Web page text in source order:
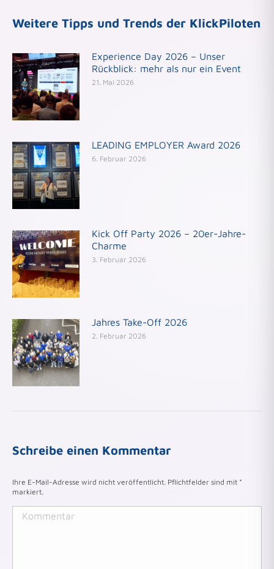
Weitere Tipps und Trends der KlickPiloten
Experience Day 2026 – Unser
Rückblick: mehr als nur ein Event
21. Mai 2026
LEADING EMPLOYER Award 2026
6. Februar 2026
Kick Off Party 2026 – 20er-Jahre-
Charme
3. Februar 2026
Jahres Take-Off 2026
2. Februar 2026
Schreibe einen Kommentar
Ihre E-Mail-Adresse wird nicht veröffentlicht. Pflichtfelder sind mit *
markiert.
Kommentar